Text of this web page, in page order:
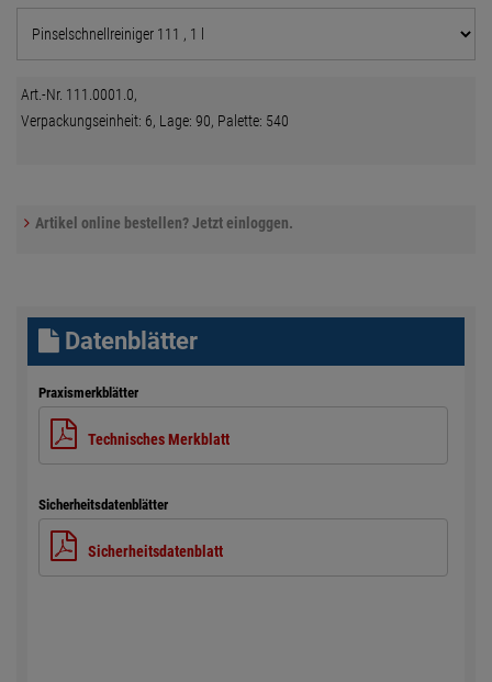
Art.-Nr. 111.0001.0,
Verpackungseinheit: 6, Lage: 90, Palette: 540
Artikel online bestellen? Jetzt einloggen.
Datenblätter
Praxismerkblätter
Technisches Merkblatt
Sicherheitsdatenblätter
Sicherheitsdatenblatt